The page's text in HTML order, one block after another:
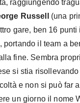
raggiungendo
Russell
(una
gare, ben 16 punti
portando il team a
fine. Sembra
si stia
e non si può far
un giorno il nome